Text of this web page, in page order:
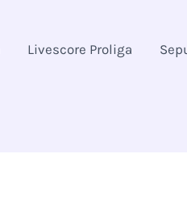
Livescore Proliga